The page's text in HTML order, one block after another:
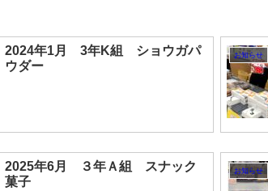
2024年1月 3年K組 ショウガパ
ウダー
お知らせ
2025年6月 ３年Ａ組 スナック
菓子
お知らせ